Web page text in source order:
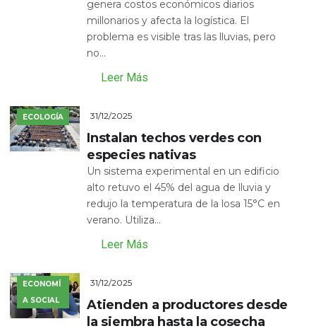
genera costos económicos diarios
millonarios y afecta la logística. El
problema es visible tras las lluvias, pero
no...
Leer Más
ECOLOGÍA 31/12/2025
Instalan techos verdes con
especies nativas
Un sistema experimental en un edificio
alto retuvo el 45% del agua de lluvia y
redujo la temperatura de la losa 15°C en
verano. Utiliza...
Leer Más
ECONOMÍ
A SOCIAL
31/12/2025
Atienden a productores desde
la siembra hasta la cosecha